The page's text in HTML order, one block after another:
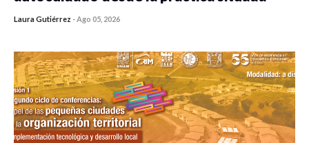
Laura Gutiérrez -Ago 05, 2026